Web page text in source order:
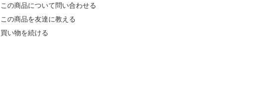
この商品について問い合わせる
この商品を友達に教える
買い物を続ける